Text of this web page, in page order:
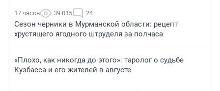
17 часов 39 015 24
Сезон черники в Мурманской области: рецепт
хрустящего ягодного штруделя за полчаса
«Плохо, как никогда до этого»: таролог о судьбе
Кузбасса и его жителей в августе